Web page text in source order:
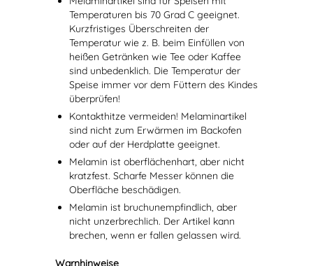
Temperaturen bis 70 Grad C geeignet.
Kurzfristiges Überschreiten der
Temperatur wie z. B. beim Einfüllen von
heißen Getränken wie Tee oder Kaffee
sind unbedenklich. Die Temperatur der
Speise immer vor dem Füttern des Kindes
überprüfen!
Kontakthitze vermeiden! Melaminartikel
sind nicht zum Erwärmen im Backofen
oder auf der Herdplatte geeignet.
Melamin ist oberflächenhart, aber nicht
kratzfest. Scharfe Messer können die
Oberfläche beschädigen.
Melamin ist bruchunempfindlich, aber
nicht unzerbrechlich. Der Artikel kann
brechen, wenn er fallen gelassen wird.
Warnhinweise